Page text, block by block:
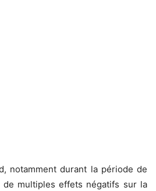
notamment durant la période de
de multiples effets négatifs sur la